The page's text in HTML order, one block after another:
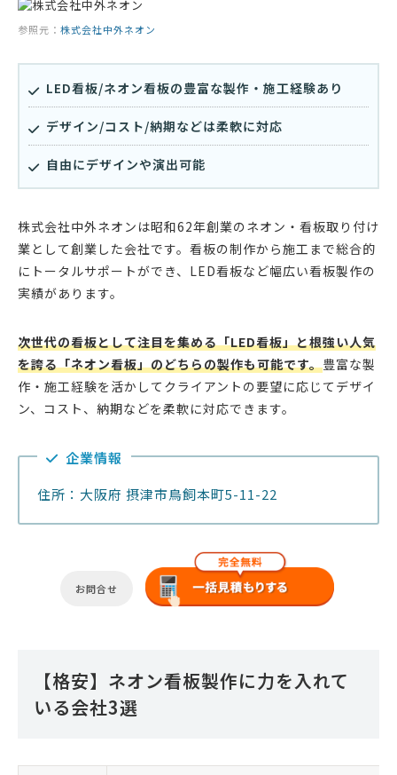
参照元： 株式会社中外ネオン
LED看板/ネオン看板の豊富な製作・施工経験あり
デザイン/コスト/納期などは柔軟に対応
自由にデザインや演出可能
株式会社中外ネオンは昭和62年創業のネオン・看板取り付け
業として創業した会社です。看板の制作から施工まで総合的
にトータルサポートができ、LED看板など幅広い看板製作の
実績があります。
次世代の看板として注目を集める「LED看板」と根強い人気
を誇る「ネオン看板」のどちらの製作も可能です。豊富な製
作・施工経験を活かしてクライアントの要望に応じてデザイ
ン、コスト、納期などを柔軟に対応できます。
企業情報
住所：大阪府 摂津市鳥飼本町5-11-22
お問合せ
【格安】ネオン看板製作に力を入れて
いる会社3選